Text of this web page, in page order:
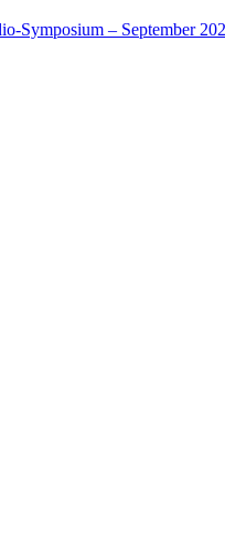
Symposium – September